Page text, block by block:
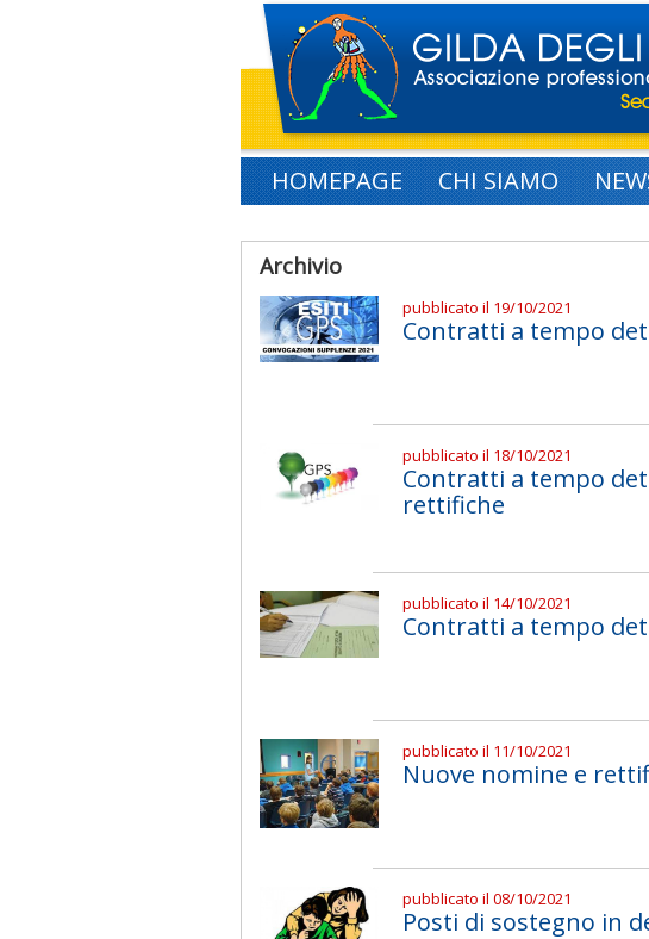
HOMEPAGE CHI SIAMO
Archivio
pubblicato il 19/10/2021
Contratti a tempo
pubblicato il 18/10/2021
Contratti a tempo
rettifiche
pubblicato il 14/10/2021
Contratti a tempo
pubblicato il 11/10/2021
Nuove nomine e
pubblicato il 08/10/2021
Posti di sostegno in